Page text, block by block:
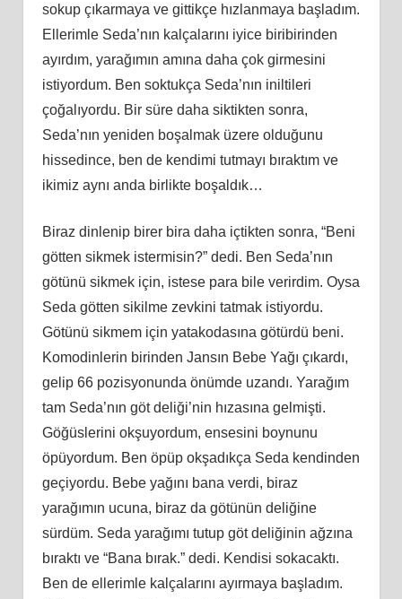
sokup çıkarmaya ve gittikçe hızlanmaya başladım.
Ellerimle Seda’nın kalçalarını iyice biribirinden
ayırdım, yarağımın amına daha çok girmesini
istiyordum. Ben soktukça Seda’nın iniltileri
çoğalıyordu. Bir süre daha siktikten sonra,
Seda’nın yeniden boşalmak üzere olduğunu
hissedince, ben de kendimi tutmayı bıraktım ve
ikimiz aynı anda birlikte boşaldık…
Biraz dinlenip birer bira daha içtikten sonra, “Beni
götten sikmek istermisin?” dedi. Ben Seda’nın
götünü sikmek için, istese para bile verirdim. Oysa
Seda götten sikilme zevkini tatmak istiyordu.
Götünü sikmem için yatakodasına götürdü beni.
Komodinlerin birinden Jansın Bebe Yağı çıkardı,
gelip 66 pozisyonunda önümde uzandı. Yarağım
tam Seda’nın göt deliği’nin hızasına gelmişti.
Göğüslerini okşuyordum, ensesini boynunu
öpüyordum. Ben öpüp okşadıkça Seda kendinden
geçiyordu. Bebe yağını bana verdi, biraz
yarağımın ucuna, biraz da götünün deliğine
sürdüm. Seda yarağımı tutup göt deliğinin ağzına
bıraktı ve “Bana bırak.” dedi. Kendisi sokacaktı.
Ben de ellerimle kalçalarını ayırmaya başladım.